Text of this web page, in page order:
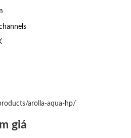
arolla-aqua-hp/
giá